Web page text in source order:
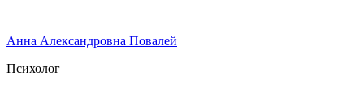
Анна Александровна Повалей
Психолог